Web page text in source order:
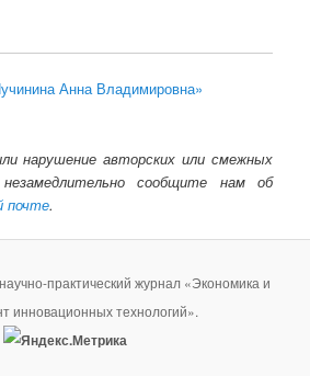
Анна Владимировна»
нарушение авторских или смежных
сообщите нам об
почте.
практический журнал «Экономика и
инновационных технологий».